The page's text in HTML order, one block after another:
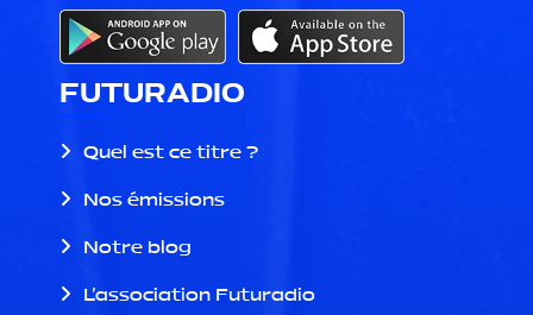
FUTURADIO
Quel est ce titre ?
Nos émissions
Notre blog
L'association Futuradio